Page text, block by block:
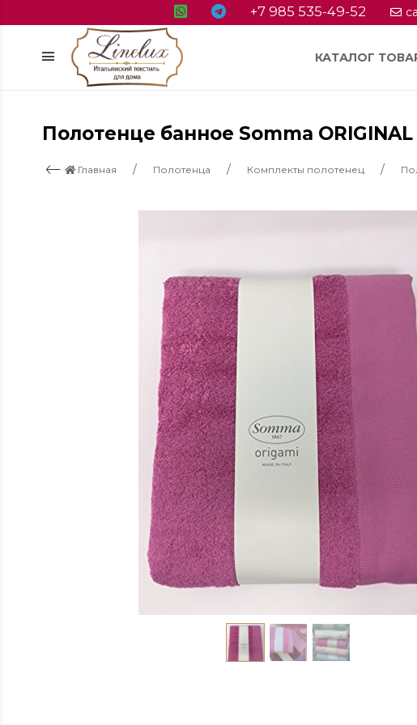
+7 985 535-49-52
КАТАЛОГ
Полотенце банное Somma ORIGINAL
Главная Полотенца Комплекты полотенец